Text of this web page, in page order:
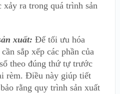
xảy ra trong quá trình sản
xuất: Để tối ưu hóa
sắp xếp các phần của
theo đúng thứ tự trước
rèm. Điều này giúp tiết
rằng quy trình sản xuất